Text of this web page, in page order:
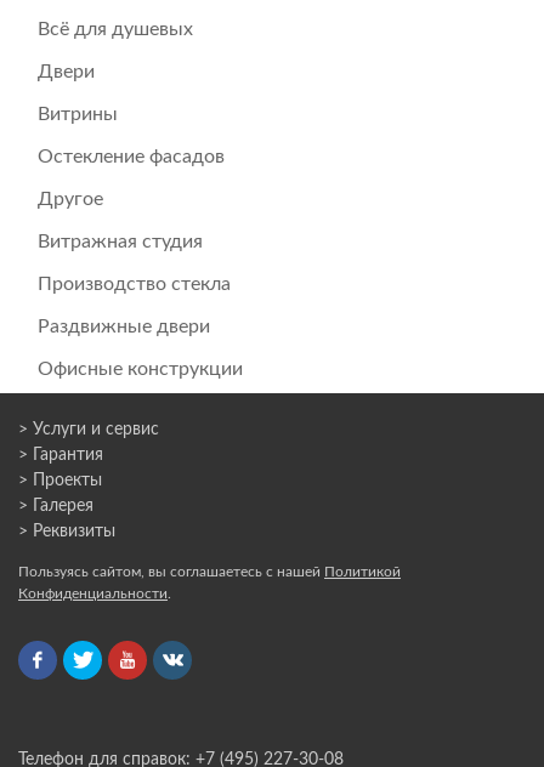
Всё для душевых
Двери
Витрины
Остекление фасадов
Другое
Витражная студия
Производство стекла
Раздвижные двери
Офисные конструкции
> Услуги и сервис
> Гарантия
> Проекты
> Галерея
> Реквизиты
Пользуясь сайтом, вы соглашаетесь с нашей Политикой
Конфиденциальности
Телефон для справок: +7 (495) 227-30-08